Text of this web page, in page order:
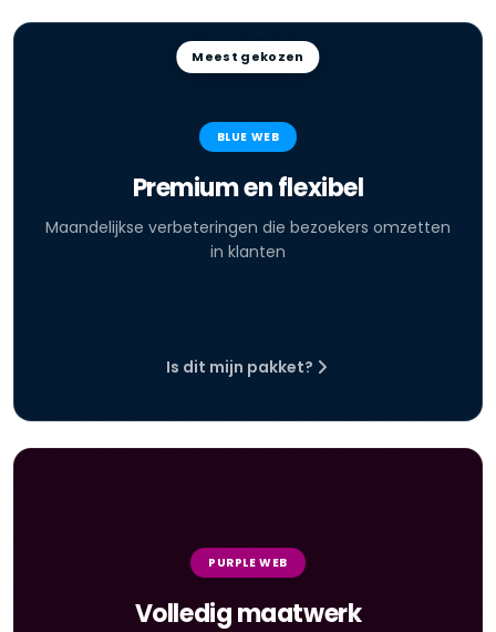
Meest gekozen
BLUE WEB
Premium en flexibel
Maandelijkse verbeteringen die bezoekers omzetten
in klanten
Is dit mijn pakket?
PURPLE WEB
Volledig maatwerk